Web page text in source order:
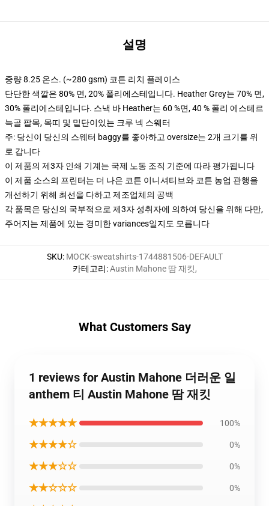
설명
중량 8.25 온스. (~280 gsm) 코튼 리치 플레이스
단단한 색깔은 80% 면, 20% 폴리에스테입니다. Heather Grey는 70% 면,
30% 폴리에스테입니다. 스낵 바 Heather는 60 %면, 40 % 폴리 에스테르
늑골 팔목, 목띠 및 밑단이있는 크루 넥 스웨터
주: 당신이 당신의 스웨터 baggy를 좋아하고 oversize는 2개 크기를 위
로 갑니다
이 제품의 제3자 인쇄 기계는 국제 노동 조직 기준에 따라 평가됩니다
이 제품 소스의 프린터는 더 나은 코튼 이니셔티브와 코튼 농업 관행을
개선하기 위해 최선을 다하고 제조업체의 공백
각 품목은 당신의 국부적으로 제3자 성취자에 의하여 당신을 위해 다만,
주어지는 제품에 있는 경미한 variances일지도 모릅니다
SKU: MOCK-sweatshirts-1744881506-DEFAULT
카테고리:Austin Mahone 땀 재킷,
What Customers Say
1 reviews for Austin Mahone 더러운 일
anthem 티 Austin Mahone 땀 재킷
★★★★★ 100%
★★★★☆ 0%
★★★☆☆ 0%
★★☆☆☆ 0%